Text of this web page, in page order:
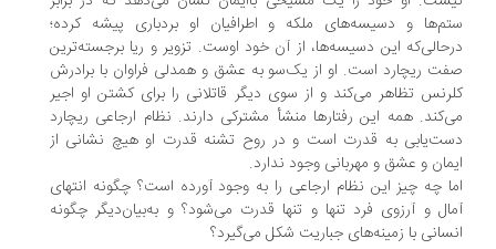
و دسیسه‌های ملکه و اطرافیان او بردباری پیشه کرده؛
این دسیسه‌ها، از آن خود اوست. تزویر و ریا برجسته‌ترین
ریچارد است. او از یک‌سو به عشق و همدلی فراوان با برادرش
تظاهر می‌کند و از سوی دیگر قاتلانی را برای کشتن او اجیر
همه این رفتارها منشأ مشترکی دارند. نظام ارجاعی ریچارد
به قدرت است و در روح تشنه قدرت او هیچ نشانی از
و عشق و مهربانی وجود ندارد.
چه چیز این نظام ارجاعی را به وجود آورده است؟ چگونه انتهای
و آرزوی فرد تنها و تنها قدرت می‌شود؟ و به‌بیان‌دیگر چگونه
با زمینه‌های جباریت شکل می‌گیرد؟